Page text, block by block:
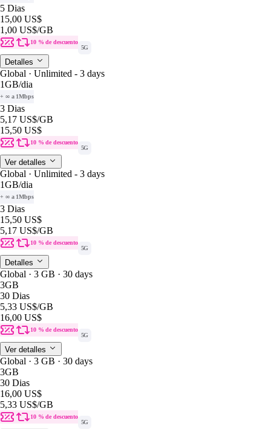
5 Dias
15,00 US$
1,00 US$/GB
10 % de descuento
5G
Detalles
Global · Unlimited - 3 days
1GB/dia
+ ∞ a 1Mbps
3 Dias
5,17 US$/GB
15,50 US$
10 % de descuento
5G
Ver detalles
Global · Unlimited - 3 days
1GB/dia
+ ∞ a 1Mbps
3 Dias
15,50 US$
5,17 US$/GB
10 % de descuento
5G
Detalles
Global · 3 GB · 30 days
3GB
30 Dias
5,33 US$/GB
16,00 US$
10 % de descuento
5G
Ver detalles
Global · 3 GB · 30 days
3GB
30 Dias
16,00 US$
5,33 US$/GB
10 % de descuento
5G